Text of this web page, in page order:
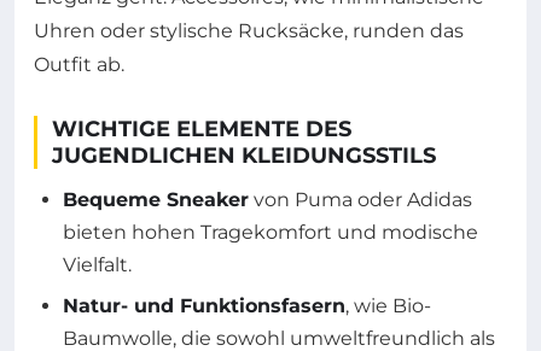
Uhren oder stylische Rucksäcke, runden das
Outfit ab.
WICHTIGE ELEMENTE DES
JUGENDLICHEN KLEIDUNGSSTILS
Bequeme Sneaker von Puma oder Adidas
bieten hohen Tragekomfort und modische
Vielfalt.
Natur- und Funktionsfasern, wie Bio-
Baumwolle, die sowohl umweltfreundlich als